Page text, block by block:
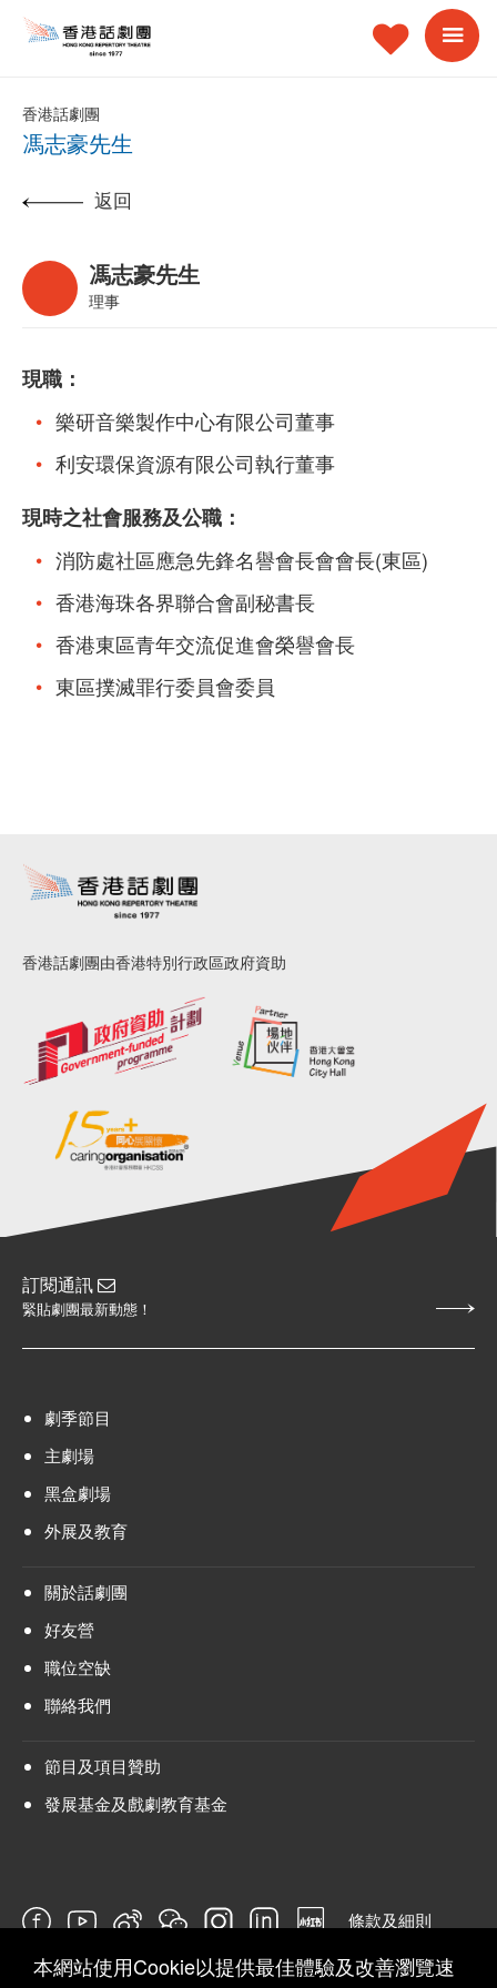
香港話劇團
馮志豪先生
返回
馮志豪先生
理事
現職：
樂研音樂製作中心有限公司董事
利安環保資源有限公司執行董事
現時之社會服務及公職：
消防處社區應急先鋒名譽會長會會長(東區)
香港海珠各界聯合會副秘書長
香港東區青年交流促進會榮譽會長
東區撲滅罪行委員會委員
香港話劇團由香港特別行政區政府資助
訂閱通訊
緊貼劇團最新動態！
劇季節目
主劇場
黑盒劇場
外展及教育
關於話劇團
好友營
職位空缺
聯絡我們
節目及項目贊助
發展基金及戲劇教育基金
條款及細則
問卷
本網站使用Cookie以提供最佳體驗及改善瀏覽速